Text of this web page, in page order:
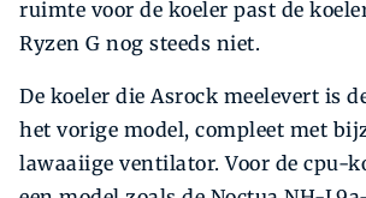
ruimte voor de koeler past de
Ryzen G nog steeds niet.
De koeler die Asrock meelevert is
het vorige model, compleet met
lawaaiige ventilator. Voor de cpu-